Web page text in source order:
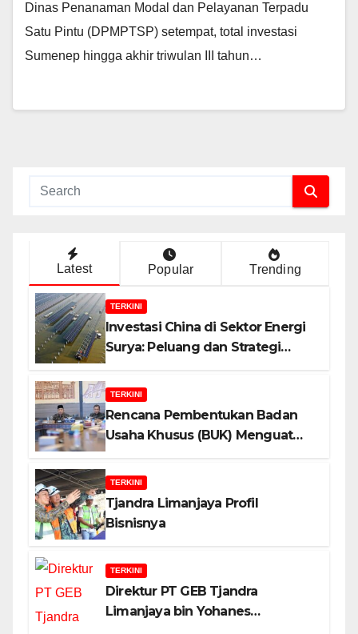
Dinas Penanaman Modal dan Pelayanan Terpadu
Satu Pintu (DPMPTSP) setempat, total investasi
Sumenep hingga akhir triwulan III tahun…
Latest Popular Trending
TERKINI
Investasi China di Sektor Energi
Surya: Peluang dan Strategi
TERKINI
Rencana Pembentukan Badan
Usaha Khusus (BUK) Menguat
Alasannya!
TERKINI
Tjandra Limanjaya Profil
Bisnisnya
TERKINI
Direktur PT GEB Tjandra
Limanjaya bin Yohanes